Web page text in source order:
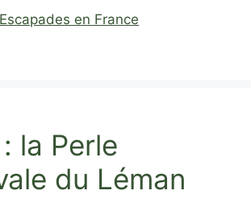
Escapades en France
la Perle
du Léman